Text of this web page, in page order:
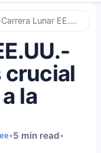
Carrera Lunar EE.UU.-China: 2026 es crucial para el regreso a la Luna
crucial
la
•5 min read•